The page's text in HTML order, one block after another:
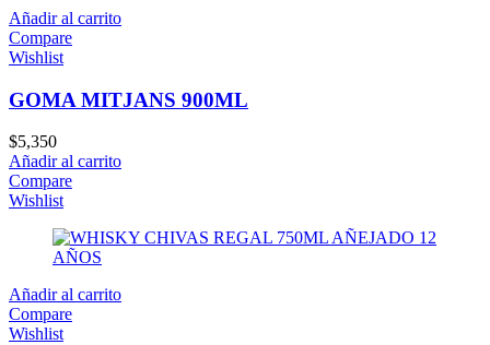
Añadir al carrito
Compare
Wishlist
GOMA MITJANS 900ML
$5,350
Añadir al carrito
Compare
Wishlist
Añadir al carrito
Compare
Wishlist